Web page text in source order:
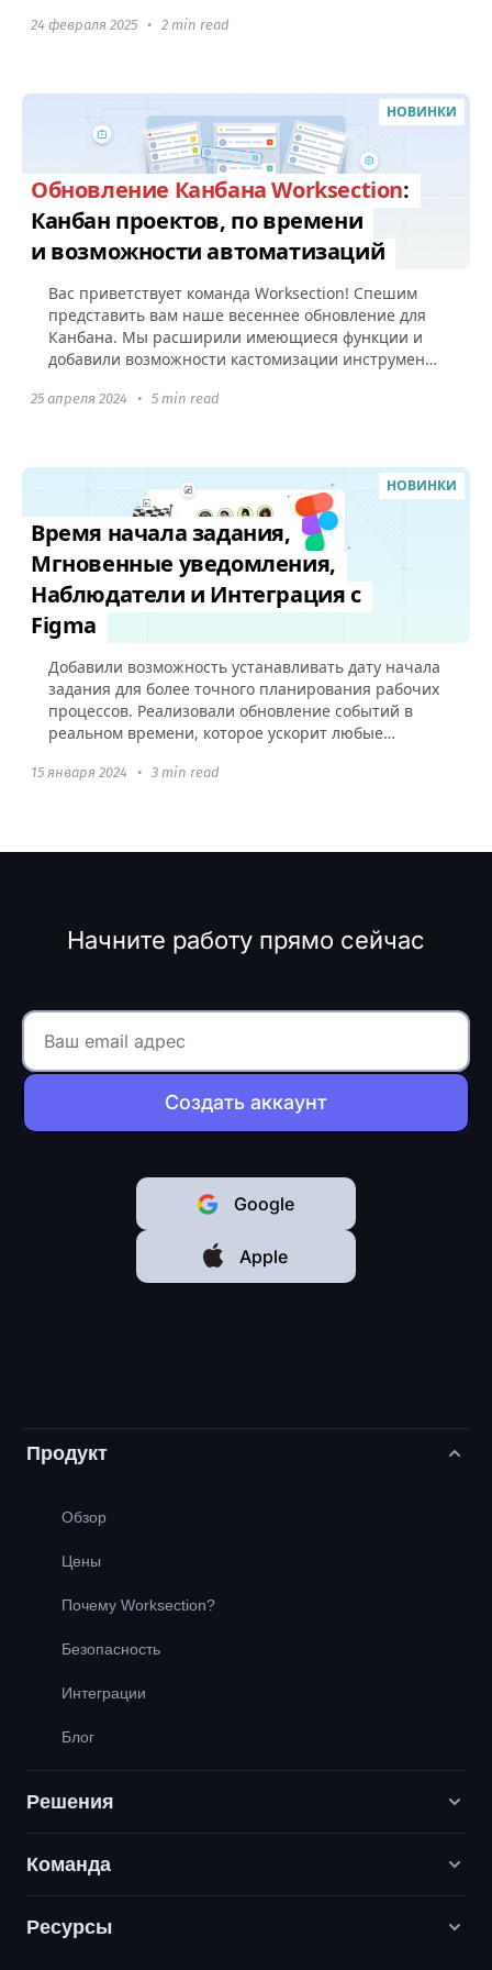
24 февраля 2025 • 2 min read
НОВИНКИ
Обновление Канбана Worksection:
Канбан проектов, по времени
и возможности автоматизаций
Вас приветствует команда Worksection! Спешим
представить вам наше весеннее обновление для
Канбана. Мы расширили имеющиеся функции и
добавили возможности кастомизации инструмента
25 апреля 2024 • 5 min read
НОВИНКИ
Время начала задания,
Мгновенные уведомления,
Наблюдатели и Интеграция с
Figma
Добавили возможность устанавливать дату начала
задания для более точного планирования рабочих
процессов. Реализовали обновление событий в
реальном времени, которое ускорит любые
интеграцию с Figma.
15 января 2024 • 3 min read
Начните работу прямо сейчас
Создать аккаунт
Google
Apple
Продукт
Обзор
Цены
Почему Worksection?
Безопасность
Интеграции
Блог
Решения
Digital-маркетинговые агентства
Команда
Вакансии
Ресурсы